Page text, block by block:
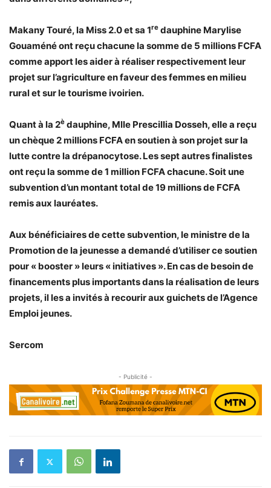
Makany Touré, la Miss 2.0 et sa 1re dauphine Marylise
Gouaméné ont reçu chacune la somme de 5 millions FCFA
comme apport les aider à réaliser respectivement leur
projet sur l’agriculture en faveur des femmes en milieu
rural et sur le tourisme ivoirien.
Quant à la 2è dauphine, Mlle Prescillia Dosseh, elle a reçu
un chèque 2 millions FCFA en soutien à son projet sur la
lutte contre la drépanocytose. Les sept autres finalistes
ont reçu la somme de 1 million FCFA chacune. Soit une
subvention d’un montant total de 19 millions de FCFA
remis aux lauréates.
Aux bénéficiaires de cette subvention, le ministre de la
Promotion de la jeunesse a demandé d’utiliser ce soutien
pour « booster » leurs « initiatives ». En cas de besoin de
financements plus importants dans la réalisation de leurs
projets, il les a invités à recourir aux guichets de l’Agence
Emploi jeunes.
Sercom
- Publicité -